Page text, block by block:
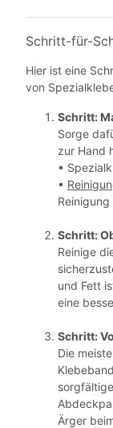
Schritt-für-
Hier ist eine
von
Schritt:
Sorge
zur Hand
•
•
Schritt:
Reinige
und Fett
eine
Schritt:
Die
Ärger